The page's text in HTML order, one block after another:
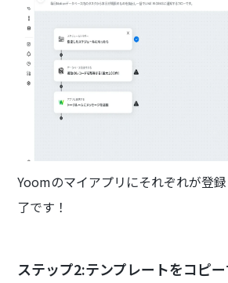
Yoomのマイアプリにそれぞれが登
了です！
ステップ2:テンプレートをコピ